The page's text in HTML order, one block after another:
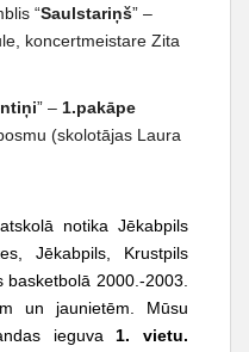
“Saulstariņš” –
koncertmeistare Zita
” – 1.pakāpe
(skolotājas Laura
notika Jēkabpils
Jēkabpils, Krustpils
2000.-2003.
un jaunietēm. Mūsu
ieguva 1. vietu.